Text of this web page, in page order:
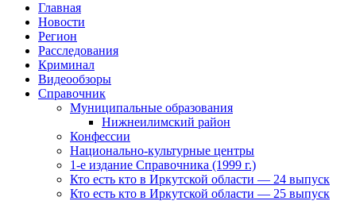
Главная
Новости
Регион
Расследования
Криминал
Видеообзоры
Справочник
Муниципальные образования
Нижнеилимский район
Конфессии
Национально-культурные центры
1-е издание Справочника (1999 г.)
Кто есть кто в Иркутской области — 24 выпуск
Кто есть кто в Иркутской области — 25 выпуск